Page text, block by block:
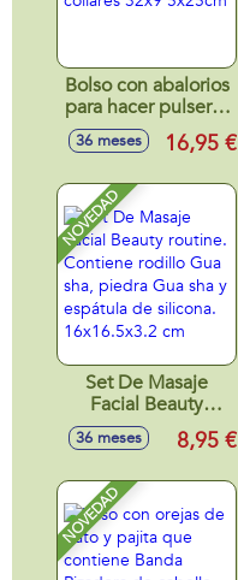
Bolso con abalorios
para hacer pulseras
y collares
32x9'5x25cm
36 meses 16,95 €
NOVEDAD
Set De Masaje
Facial Beauty
routine. Contiene
rodillo Gua sha,
espátula de
silicona.
16x16.5x3.2 cm
36 meses 8,95 €
NOVEDAD